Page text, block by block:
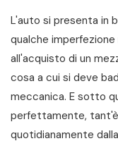
L'auto si presenta in
qualche imperfezione
all'acquisto di un
cosa a cui si deve
meccanica. E sotto
perfettamente,
quotidianamente